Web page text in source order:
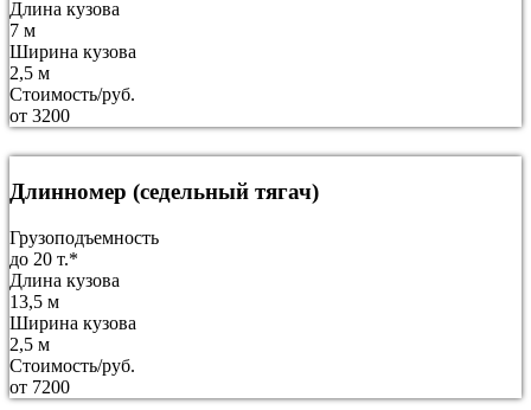
Длина кузова
7 м
Ширина кузова
2,5 м
Стоимость/руб.
от 3200
Длинномер (седельный тягач)
Грузоподъемность
до 20 т.*
Длина кузова
13,5 м
Ширина кузова
2,5 м
Стоимость/руб.
от 7200